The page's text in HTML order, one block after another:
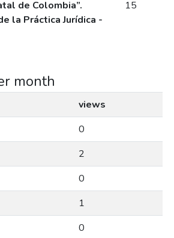
de Colombia”.
la Práctica Jurídica -
15
month
views
0
2
0
1
0